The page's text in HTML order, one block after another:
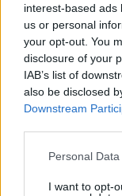
interest-based ads
us or personal
your opt-out. You
disclosure of your
IAB’s list of
also be disclosed
Downstream
Please note that
not limited to your
Personal
I want to opt-
Από τη Μόρια
την κατηγορία
διαδρομή του
σκότωσε τη
08.08.2026, 12:18
Συνετρίβη
ενώ επιχειρούσε